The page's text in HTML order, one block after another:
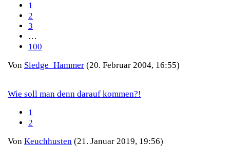
1
2
3
…
100
Von Sledge_Hammer (20. Februar 2004, 16:55)
Wie soll man denn darauf kommen?!
1
2
Von Keuchhusten (21. Januar 2019, 19:56)